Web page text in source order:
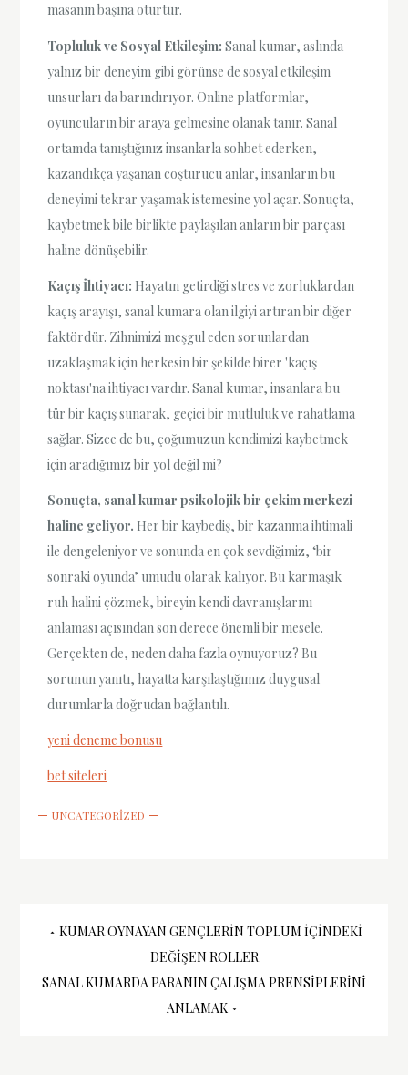
masanın başına oturtur.
Topluluk ve Sosyal Etkileşim: Sanal kumar, aslında
yalnız bir deneyim gibi görünse de sosyal etkileşim
unsurları da barındırıyor. Online platformlar,
oyuncuların bir araya gelmesine olanak tanır. Sanal
ortamda tanıştığınız insanlarla sohbet ederken,
kazandıkça yaşanan coşturucu anlar, insanların bu
deneyimi tekrar yaşamak istemesine yol açar. Sonuçta,
kaybetmek bile birlikte paylaşılan anların bir parçası
haline dönüşebilir.
Kaçış İhtiyacı: Hayatın getirdiği stres ve zorluklardan
kaçış arayışı, sanal kumara olan ilgiyi artıran bir diğer
faktördür. Zihnimizi meşgul eden sorunlardan
uzaklaşmak için herkesin bir şekilde birer 'kaçış
noktası'na ihtiyacı vardır. Sanal kumar, insanlara bu
tür bir kaçış sunarak, geçici bir mutluluk ve rahatlama
sağlar. Sizce de bu, çoğumuzun kendimizi kaybetmek
için aradığımız bir yol değil mi?
Sonuçta, sanal kumar psikolojik bir çekim merkezi
haline geliyor. Her bir kaybediş, bir kazanma ihtimali
ile dengeleniyor ve sonunda en çok sevdiğimiz, ‘bir
sonraki oyunda’ umudu olarak kalıyor. Bu karmaşık
ruh halini çözmek, bireyin kendi davranışlarını
anlaması açısından son derece önemli bir mesele.
Gerçekten de, neden daha fazla oynuyoruz? Bu
sorunun yanıtı, hayatta karşılaştığımız duygusal
durumlarla doğrudan bağlantılı.
yeni deneme bonusu
bet siteleri
UNCATEGORIZED
Yazı
gezinmesi
KUMAR OYNAYAN GENÇLERIN TOPLUM İÇINDEKI
DEĞIŞEN ROLLER
SANAL KUMARDA PARANIN ÇALIŞMA PRENSIPLERINI
ANLAMAK